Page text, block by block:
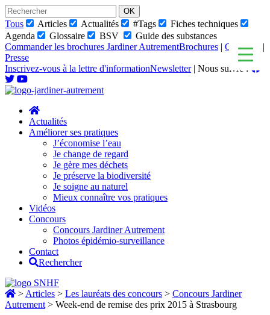
Skip
to
content
Tous Articles Actualités #Tags
Fiches techniques
Agenda
Glossaire BSV
Guide des substances
Commander les brochures Jardiner AutrementBrochures | Glossaire
|
Presse
Inscrivez-vous à la lettre d'informationNewsletter| Nous suivre :
Actualités
Améliorer ses pratiques
J’économise l’eau
Je change de regard
Je gère mes déchets
Je préserve la biodiversité
Je soigne au naturel
Mieux connaître vos pratiques
Vidéos
Concours
Concours Jardiner Autrement
Photos épidémio-surveillance
Contact
Rechercher
> Articles > Les lauréats des concours > Concours Jardiner
Autrement > Week-end de remise des prix 2015 à Strasbourg